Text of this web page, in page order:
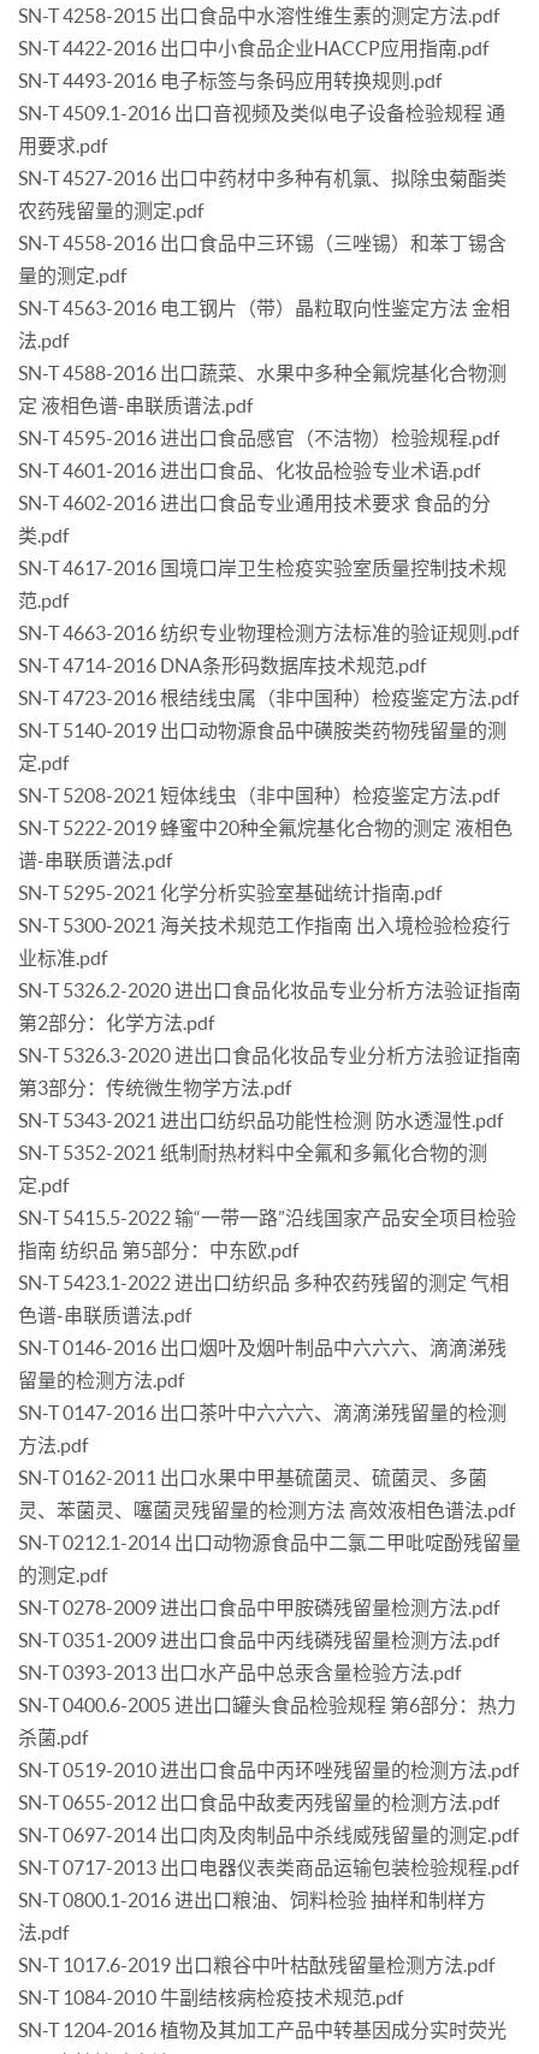
SN-T 4258-2015 出口食品中水溶性维生素的测定方法.pdf
SN-T 4422-2016 出口中小食品企业HACCP应用指南.pdf
SN-T 4493-2016 电子标签与条码应用转换规则.pdf
SN-T 4509.1-2016 出口音视频及类似电子设备检验规程 通
用要求.pdf
SN-T 4527-2016 出口中药材中多种有机氯、拟除虫菊酯类
农药残留量的测定.pdf
SN-T 4558-2016 出口食品中三环锡（三唑锡）和苯丁锡含
量的测定.pdf
SN-T 4563-2016 电工钢片（带）晶粒取向性鉴定方法 金相
法.pdf
SN-T 4588-2016 出口蔬菜、水果中多种全氟烷基化合物测
定 液相色谱-串联质谱法.pdf
SN-T 4595-2016 进出口食品感官（不洁物）检验规程.pdf
SN-T 4601-2016 进出口食品、化妆品检验专业术语.pdf
SN-T 4602-2016 进出口食品专业通用技术要求 食品的分
类.pdf
SN-T 4617-2016 国境口岸卫生检疫实验室质量控制技术规
范.pdf
SN-T 4663-2016 纺织专业物理检测方法标准的验证规则.pdf
SN-T 4714-2016 DNA条形码数据库技术规范.pdf
SN-T 4723-2016 根结线虫属（非中国种）检疫鉴定方法.pdf
SN-T 5140-2019 出口动物源食品中磺胺类药物残留量的测
定.pdf
SN-T 5208-2021 短体线虫（非中国种）检疫鉴定方法.pdf
SN-T 5222-2019 蜂蜜中20种全氟烷基化合物的测定 液相色
谱-串联质谱法.pdf
SN-T 5295-2021 化学分析实验室基础统计指南.pdf
SN-T 5300-2021 海关技术规范工作指南 出入境检验检疫行
业标准.pdf
SN-T 5326.2-2020 进出口食品化妆品专业分析方法验证指南
第2部分：化学方法.pdf
SN-T 5326.3-2020 进出口食品化妆品专业分析方法验证指南
第3部分：传统微生物学方法.pdf
SN-T 5343-2021 进出口纺织品功能性检测 防水透湿性.pdf
SN-T 5352-2021 纸制耐热材料中全氟和多氟化合物的测
定.pdf
SN-T 5415.5-2022 输“一带一路”沿线国家产品安全项目检验
指南 纺织品 第5部分：中东欧.pdf
SN-T 5423.1-2022 进出口纺织品 多种农药残留的测定 气相
色谱-串联质谱法.pdf
SN-T 0146-2016 出口烟叶及烟叶制品中六六六、滴滴涕残
留量的检测方法.pdf
SN-T 0147-2016 出口茶叶中六六六、滴滴涕残留量的检测
方法.pdf
SN-T 0162-2011 出口水果中甲基硫菌灵、硫菌灵、多菌
灵、苯菌灵、噻菌灵残留量的检测方法 高效液相色谱法.pdf
SN-T 0212.1-2014 出口动物源食品中二氯二甲吡啶酚残留量
的测定.pdf
SN-T 0278-2009 进出口食品中甲胺磷残留量检测方法.pdf
SN-T 0351-2009 进出口食品中丙线磷残留量检测方法.pdf
SN-T 0393-2013 出口水产品中总汞含量检验方法.pdf
SN-T 0400.6-2005 进出口罐头食品检验规程 第6部分：热力
杀菌.pdf
SN-T 0519-2010 进出口食品中丙环唑残留量的检测方法.pdf
SN-T 0655-2012 出口食品中敌麦丙残留量的检测方法.pdf
SN-T 0697-2014 出口肉及肉制品中杀线威残留量的测定.pdf
SN-T 0717-2013 出口电器仪表类商品运输包装检验规程.pdf
SN-T 0800.1-2016 进出口粮油、饲料检验 抽样和制样方
法.pdf
SN-T 1017.6-2019 出口粮谷中叶枯酞残留量检测方法.pdf
SN-T 1084-2010 牛副结核病检疫技术规范.pdf
SN-T 1204-2016 植物及其加工产品中转基因成分实时荧光